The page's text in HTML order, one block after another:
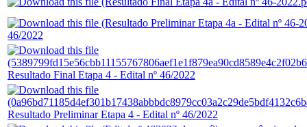
46/2022
Resultado Final Etapa 4 - Edital nº 46/2022
Resultado Preliminar Etapa 4 - Edital nº 46/2022